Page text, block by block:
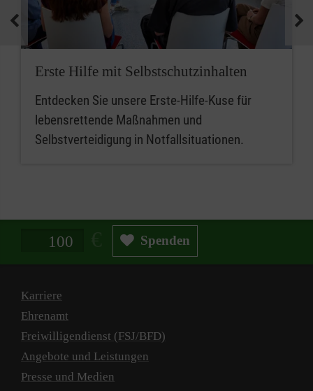
medizinische Geräte und koordinieren
Notfallmaßnahmen.
Zusammenfassend sind betriebliche
Ansprechpersonen für Erste Hilfe, während
Mitarbeitende im betrieblichen Sanitätsdienst
eine erweiterte Rolle bei der medizinischen
Erste Hilfe mit Selbstschutzinhalten
Entdecken Sie unsere Erste-Hilfe-Kuse für
lebensrettende Maßnahmen und
Selbstverteidigung in Notfallsituationen.
Spendenbetrag in Euro Spenden
Karriere
Ehrenamt
Freiwilligendienst (FSJ/BFD)
Angebote und Leistungen
Presse und Medien